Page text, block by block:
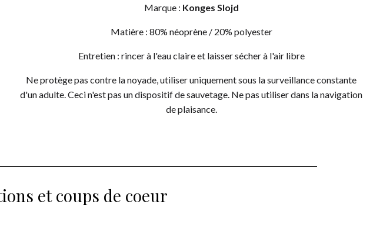
Marque : Konges Slojd
Matière : 80% néoprène / 20% polyester
Entretien : rincer à l'eau claire et laisser sécher à l'air libre
Ne protège pas contre la noyade, utiliser uniquement sous la surveillance constante
d'un adulte. Ceci n'est pas un dispositif de sauvetage. Ne pas utiliser dans la navigation
de plaisance.
et coups de coeur